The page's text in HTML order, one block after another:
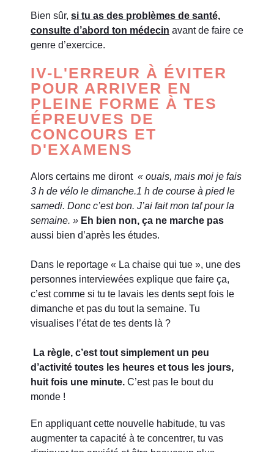
Bien sûr, si tu as des problèmes de santé,
consulte d’abord ton médecin avant de faire ce
genre d’exercice.
IV-L'ERREUR À ÉVITER
POUR ARRIVER EN
PLEINE FORME À TES
ÉPREUVES DE
CONCOURS ET
D'EXAMENS
Alors certains me diront « ouais, mais moi je fais
3 h de vélo le dimanche.1 h de course à pied le
samedi. Donc c’est bon. J’ai fait mon taf pour la
semaine. » Eh bien non, ça ne marche pas
aussi bien d’après les études.
Dans le reportage « La chaise qui tue », une des
personnes interviewées explique que faire ça,
c’est comme si tu te lavais les dents sept fois le
dimanche et pas du tout la semaine. Tu
visualises l’état de tes dents là ?
La règle, c’est tout simplement un peu
d’activité toutes les heures et tous les jours,
huit fois une minute. C’est pas le bout du
monde !
En appliquant cette nouvelle habitude, tu vas
augmenter ta capacité à te concentrer, tu vas